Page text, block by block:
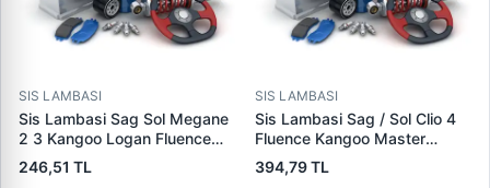
SIS LAMBASI
Sis Lambasi Sag Sol Megane
2 3 Kangoo Logan Fluence
Laguna 2 3 Master Fiesta
Fusion Connect V347 C4 C5
246,51 TL
SIS LAMBASI
Sis Lambasi Sag / Sol Clio 4
Fluence Kangoo Master
Sandero Ym 00> |
KRAFTVOLL 02010055 |
394,79 TL